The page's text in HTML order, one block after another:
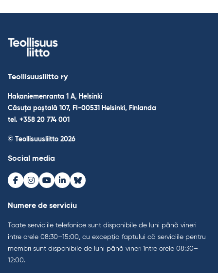
Teollisuusliitto ry
Hakaniemenranta 1 A, Helsinki
Căsuța poștală 107, FI-00531 Helsinki, Finlanda
tel. +358 20 774 001
© Teollisuusliitto 2026
Social media
Facebook
Instagram
Youtube
LinkedInBluesky
Numere de serviciu
Toate serviciile telefonice sunt disponibile de luni până vineri
între orele 08:30–15:00, cu excepția faptului că serviciile pentru
membri sunt disponibile de luni până vineri între orele 08:30–
12:00.